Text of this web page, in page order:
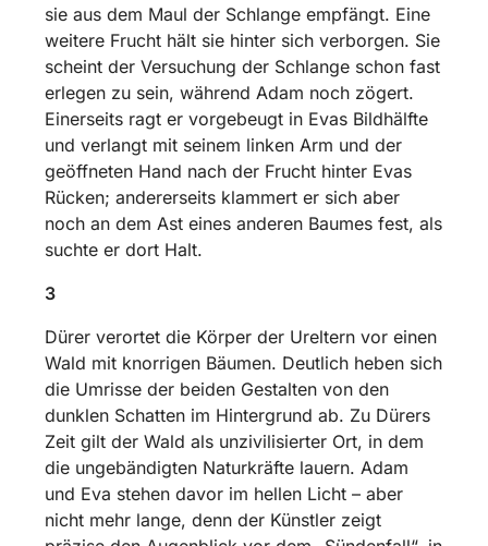
sie aus dem Maul der Schlange empfängt. Eine
weitere Frucht hält sie hinter sich verborgen. Sie
scheint der Versuchung der Schlange schon fast
erlegen zu sein, während Adam noch zögert.
Einerseits ragt er vorgebeugt in Evas Bildhälfte
und verlangt mit seinem linken Arm und der
geöffneten Hand nach der Frucht hinter Evas
Rücken; andererseits klammert er sich aber
noch an dem Ast eines anderen Baumes fest, als
suchte er dort Halt.
3
Dürer verortet die Körper der Ureltern vor einen
Wald mit knorrigen Bäumen. Deutlich heben sich
die Umrisse der beiden Gestalten von den
dunklen Schatten im Hintergrund ab. Zu Dürers
Zeit gilt der Wald als unzivilisierter Ort, in dem
die ungebändigten Naturkräfte lauern. Adam
und Eva stehen davor im hellen Licht – aber
nicht mehr lange, denn der Künstler zeigt